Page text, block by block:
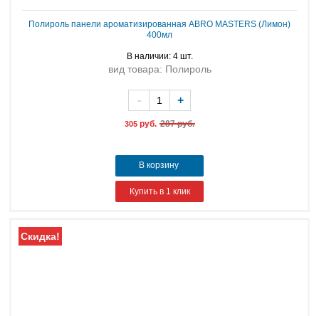
Полироль панели ароматизированная ABRO MASTERS (Лимон)
400мл
В наличии: 4 шт.
вид товара: Полироль
305 руб. 287 руб.
- +
В корзину
Купить в 1 клик
Скидка!